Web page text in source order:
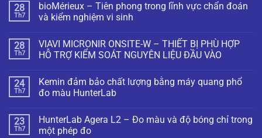
28
Th7
bioMérieux – Tiên phong trong lĩnh vực chẩn đoán
và kiểm nghiệm vi sinh
28
Th7
VIAVI MICRONIR ONSITE-W – THIẾT BỊ PHÙ HỢP
HỖ TRỢ KIỂM SOÁT NGUYÊN LIỆU ĐẦU VÀO
24
Th7
Kemin đảm bảo chất lượng bằng máy quang phổ
đo màu HunterLab
23
Th7
HunterLab Agera L2 – Đo màu và độ bóng chỉ trong
một phép đo